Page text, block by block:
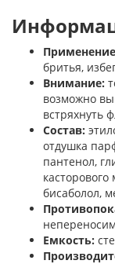
бритья,
Внимание:
возможно
встряхнуть
Состав:
отдушка
пантенол,
бисаболол,
Емкость: